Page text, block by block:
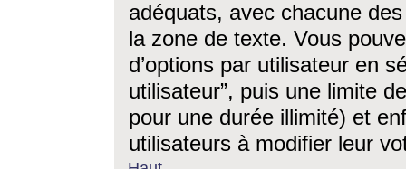
adéquats, avec chacune
la zone de texte. Vous
d’options par utilisateur en
utilisateur”, puis une limite
pour une durée illimité) et
utilisateurs à modifier leur